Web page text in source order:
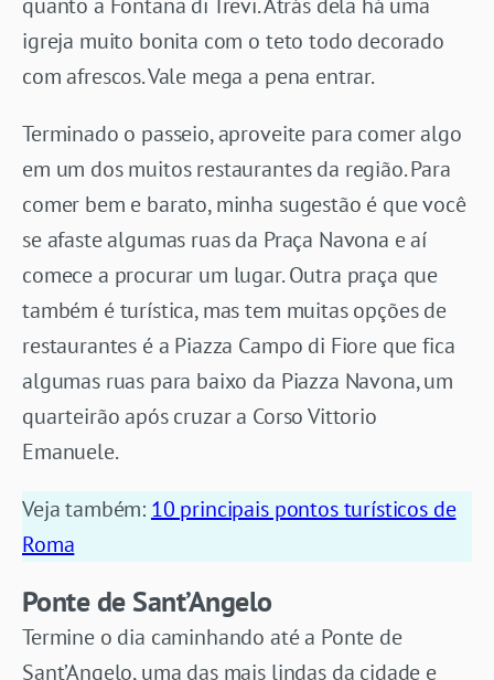
igreja muito bonita com o teto todo decorado
com afrescos. Vale mega a pena entrar.
Terminado o passeio, aproveite para comer algo
em um dos muitos restaurantes da região. Para
comer bem e barato, minha sugestão é que você
se afaste algumas ruas da Praça Navona e aí
comece a procurar um lugar. Outra praça que
também é turística, mas tem muitas opções de
restaurantes é a Piazza Campo di Fiore que fica
algumas ruas para baixo da Piazza Navona, um
quarteirão após cruzar a Corso Vittorio
Emanuele.
Veja também: 10 principais pontos turísticos de
Roma
Ponte de Sant’Angelo
Termine o dia caminhando até a Ponte de
Sant’Angelo, uma das mais lindas da cidade e